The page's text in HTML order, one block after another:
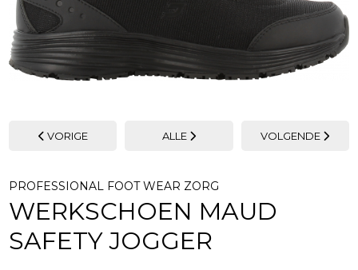
VORIGE ALLE VOLGENDE
PROFESSIONAL FOOT WEAR ZORG
WERKSCHOEN MAUD
SAFETY JOGGER